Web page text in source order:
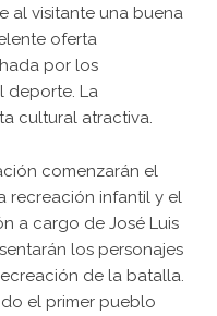
al visitante una buena
oferta
por los
deporte. La
cultural atractiva.
comenzarán el
recreación infantil y el
a cargo de José Luis
los personajes
de la batalla.
el primer pueblo